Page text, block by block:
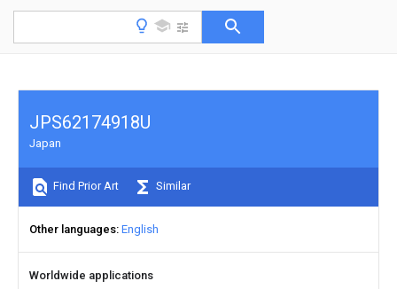
JPS62174918U
Japan
Find Prior Art Similar
Other languages English
Worldwide applications